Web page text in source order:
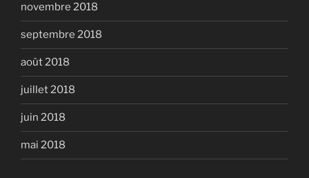
novembre 2018
septembre 2018
août 2018
juillet 2018
juin 2018
mai 2018